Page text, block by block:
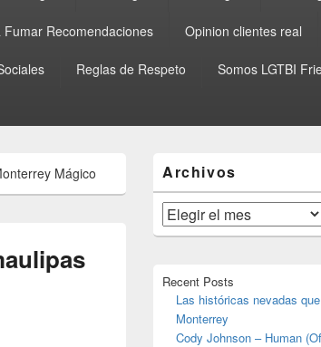
Fumar Recomendaciones Opinion clientes real
Reglas de Respeto Somos LGTBI
Mágico
área
de
widget
barra
lateral
Archivos
Archivos
Recent Posts
Las históricas nevadas
Monterrey
Cody Johnson – Human